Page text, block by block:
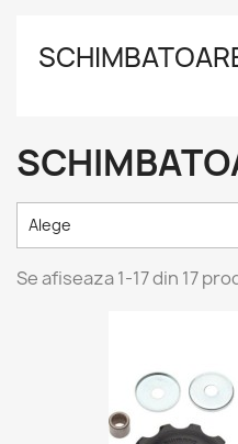
Alege
Se afiseaza 1-17 din 17